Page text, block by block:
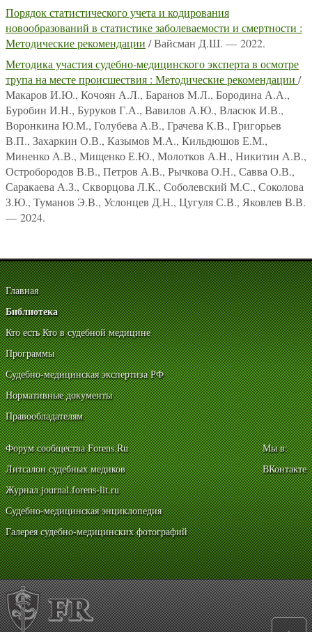
Порядок статистического учета и кодирования
новообразований в статистике заболеваемости и смертности :
Методические рекомендации / Вайсман Д.Ш. — 2022.
Методика участия судебно-медицинского эксперта в осмотре
трупа на месте происшествия : Методические рекомендации /
Макаров И.Ю., Кочоян А.Л., Баранов М.Л., Бородина А.А.,
Буробин И.Н., Буруков Г.А., Вавилов А.Ю., Власюк И.В.,
Воронкина Ю.М., Голубева А.В., Грачева К.В., Григорьев
В.П., Захаркин О.В., Казымов М.А., Кильдюшов Е.М.,
Миненко А.В., Мищенко Е.Ю., Молотков А.Н., Никитин А.В.,
Остробородов В.В., Петров А.В., Рычкова О.Н., Савва О.В.,
Саракаева А.З., Скворцова Л.К., Соболевский М.С., Соколова
З.Ю., Туманов Э.В., Услонцев Д.Н., Цугуля С.В., Яковлев В.В.
— 2024.
Главная
Библиотека
Кто есть Кто в судебной медицине
Программы
Судебно-медицинская экспертиза РФ
Нормативные документы
Правообладателям
Форум сообщества Forens.Ru
Литсалон судебных медиков
Журнал journal.forens-lit.ru
Судебно-медицинская энциклопедия
Галерея судебно-медицинских фотографий
Мы в:
ВКонтакте